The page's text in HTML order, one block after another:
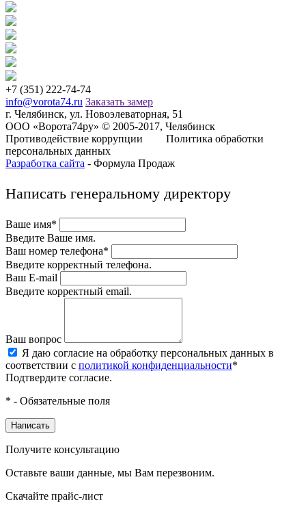
+7 (351) 222-74-74
info@vorota74.ru Заказать замер
г. Челябинск, ул. Новоэлеваторная, 51
ООО «Ворота74ру» © 2005-2017, Челябинск
Противодействие коррупции
Политика обработки
персональных данных
Разработка сайта - Формула Продаж
Написать генеральному директору
Ваше имя*
Введите Ваше имя.
Ваш номер телефона*
Введите корректный телефона.
Ваш E-mail
Введите корректный email.
Ваш вопрос
Я даю согласие на обработку персональных данных в
соответствии с политикой конфиденциальности*
Подтвердите согласие.
* - Обязательные поля
Написать
Получите консультацию
Оставьте ваши данные, мы Вам перезвоним.
Скачайте прайс-лист